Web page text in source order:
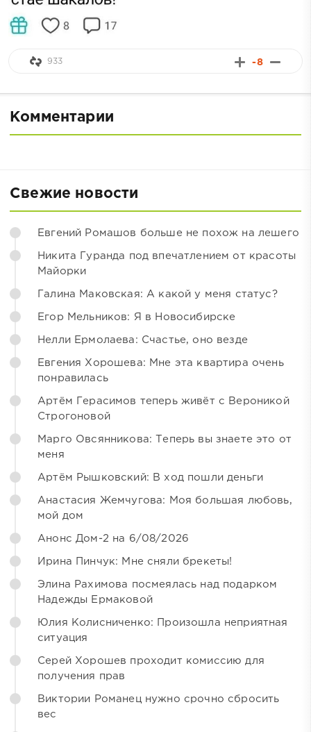
-8
933
Комментарии
Свежие новости
Евгений Ромашов больше не похож на лешего
Никита Гуранда под впечатлением от красоты
Майорки
Галина Маковская: А какой у меня статус?
Егор Мельников: Я в Новосибирске
Нелли Ермолаева: Счастье, оно везде
Евгения Хорошева: Мне эта квартира очень
понравилась
Артём Герасимов теперь живёт с Вероникой
Строгоновой
Марго Овсянникова: Теперь вы знаете это от
меня
Артём Рышковский: В ход пошли деньги
Анастасия Жемчугова: Моя большая любовь,
мой дом
Анонс Дом-2 на 6/08/2026
Ирина Пинчук: Мне сняли брекеты!
Элина Рахимова посмеялась над подарком
Надежды Ермаковой
Юлия Колисниченко: Произошла неприятная
ситуация
Серей Хорошев проходит комиссию для
получения прав
Виктории Романец нужно срочно сбросить
вес